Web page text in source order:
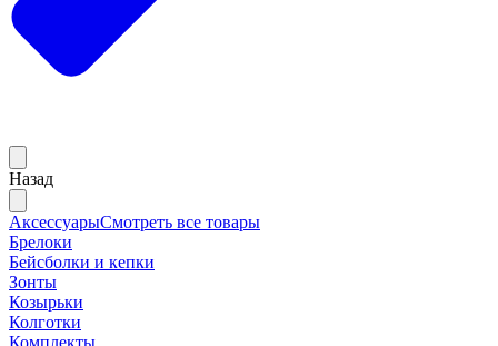
Назад
АксессуарыСмотреть все товары
Брелоки
Бейсболки и кепки
Зонты
Козырьки
Колготки